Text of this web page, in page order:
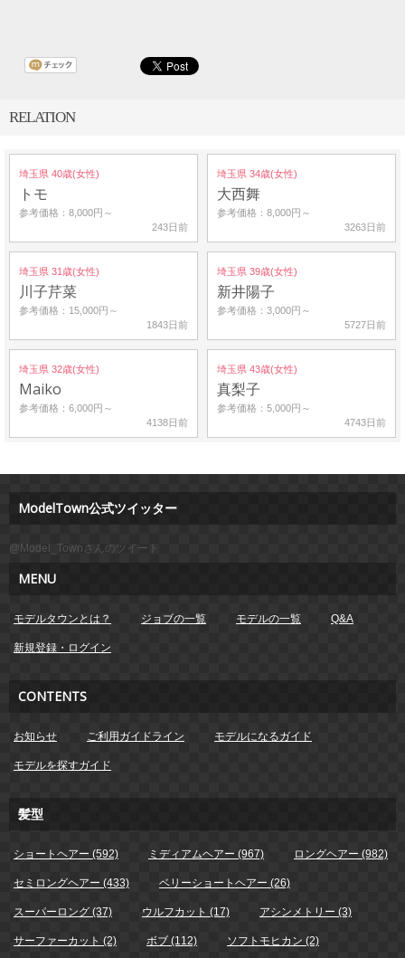
RELATION
埼玉県 40歳(女性)
トモ
参考価格：8,000円～
243日前
埼玉県 34歳(女性)
大西舞
参考価格：8,000円～
3263日前
埼玉県 31歳(女性)
川子芹菜
参考価格：15,000円～
1843日前
埼玉県 39歳(女性)
新井陽子
参考価格：3,000円～
5727日前
埼玉県 32歳(女性)
Maiko
参考価格：6,000円～
4138日前
埼玉県 43歳(女性)
真梨子
参考価格：5,000円～
4743日前
ModelTown公式ツイッター
@Model_Townさんのツイート
MENU
モデルタウンとは？ ジョブの一覧 モデルの一覧 Q&A
新規登録・ログイン
CONTENTS
お知らせ ご利用ガイドライン モデルになるガイド
モデルを探すガイド
髪型
ショートヘアー (592) ミディアムヘアー (967) ロングヘアー (982)
セミロングヘアー (433) ベリーショートヘアー (26)
スーパーロング (37) ウルフカット (17) アシンメトリー (3)
サーファーカット (2) ボブ (112) ソフトモヒカン (2)